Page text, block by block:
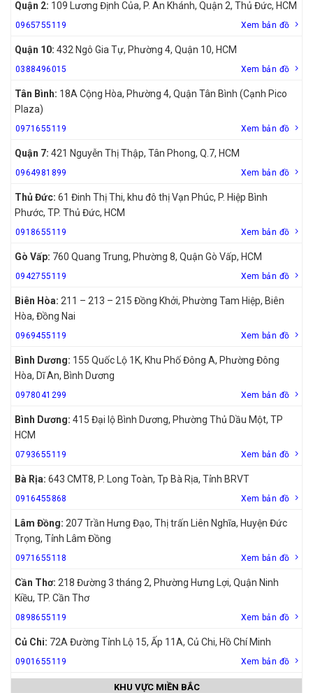
Quận 2: 109 Lương Định Của, P. An Khánh, Quận 2, Thủ Đức, HCM
0965755119 Xem bản đồ
Quận 10: 432 Ngô Gia Tự, Phường 4, Quận 10, HCM
0388496015 Xem bản đồ
Tân Bình: 18A Cộng Hòa, Phường 4, Quận Tân Bình (Cạnh Pico
Plaza)
0971655119 Xem bản đồ
Quận 7: 421 Nguyễn Thị Thập, Tân Phong, Q.7, HCM
0964981899 Xem bản đồ
Thủ Đức: 61 Đinh Thị Thi, khu đô thị Vạn Phúc, P. Hiệp Bình
Phước, TP. Thủ Đức, HCM
0918655119 Xem bản đồ
Gò Vấp: 760 Quang Trung, Phường 8, Quận Gò Vấp, HCM
0942755119 Xem bản đồ
Biên Hòa: 211 – 213 – 215 Đồng Khởi, Phường Tam Hiệp, Biên
Hòa, Đồng Nai
0969455119 Xem bản đồ
Bình Dương: 155 Quốc Lộ 1K, Khu Phố Đông A, Phường Đông
Hòa, Dĩ An, Bình Dương
0978041299 Xem bản đồ
Bình Dương: 415 Đại lộ Bình Dương, Phường Thủ Dầu Một, TP
HCM
0793655119 Xem bản đồ
Bà Rịa: 643 CMT8, P. Long Toàn, Tp Bà Rịa, Tỉnh BRVT
0916455868 Xem bản đồ
Lâm Đồng: 207 Trần Hưng Đạo, Thị trấn Liên Nghĩa, Huyện Đức
Trọng, Tỉnh Lâm Đồng
0971655118 Xem bản đồ
Cần Thơ: 218 Đường 3 tháng 2, Phường Hưng Lợi, Quận Ninh
Kiều, TP. Cần Thơ
0898655119 Xem bản đồ
Củ Chi: 72A Đường Tỉnh Lộ 15, Ấp 11A, Củ Chi, Hồ Chí Minh
0901655119 Xem bản đồ
KHU VỰC MIỀN BẮC